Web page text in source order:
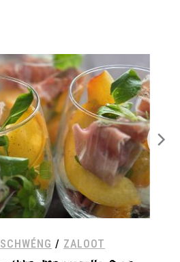
GEMÉISS/VEGETARISCH